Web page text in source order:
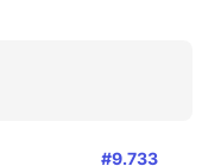
#9.733